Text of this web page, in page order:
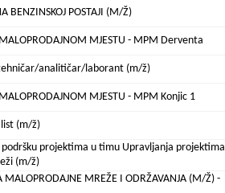
BENZINSKOJ POSTAJI (M/Ž)
MJESTU - MPM Derventa
analitičar/laborant (m/ž)
MJESTU - MPM Konjic 1
(m/ž)
podršku projektima u timu Upravljanja projektima
(m/ž)
MALOPRODAJNE MREŽE I ODRŽAVANJA (M/Ž) -